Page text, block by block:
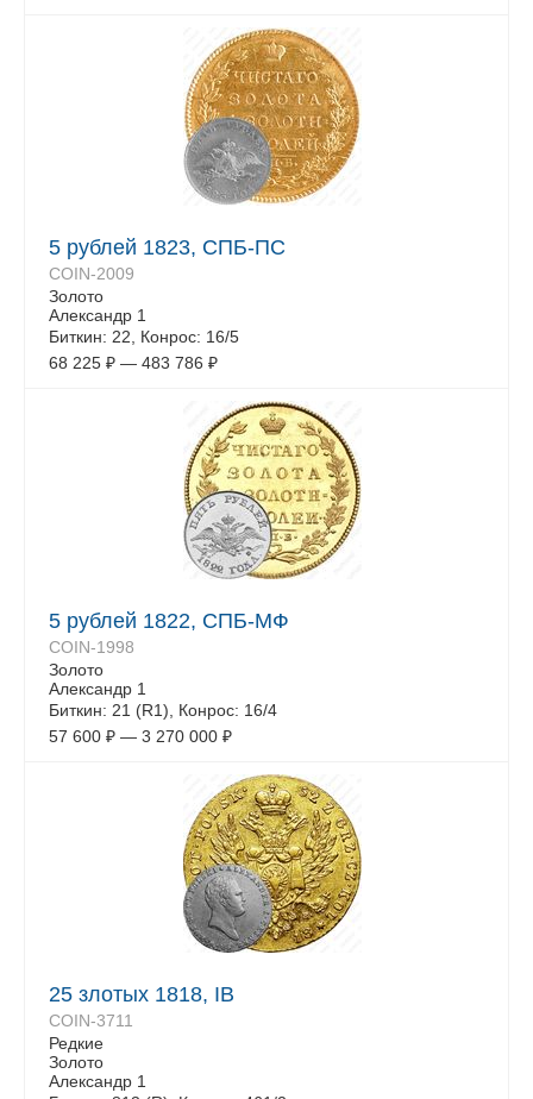
5 рублей 1823, СПБ-ПС
COIN-2009
Золото
Александр 1
Биткин: 22, Конрос: 16/5
68 225 ₽ — 483 786 ₽
5 рублей 1822, СПБ-МФ
COIN-1998
Золото
Александр 1
Биткин: 21 (R1), Конрос: 16/4
57 600 ₽ — 3 270 000 ₽
25 злотых 1818, IB
COIN-3711
Редкие
Золото
Александр 1